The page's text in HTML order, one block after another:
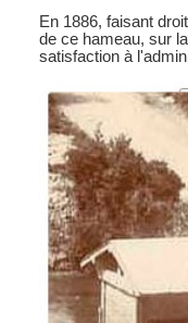
En 1886, faisant
de ce hameau, sur
satisfaction à